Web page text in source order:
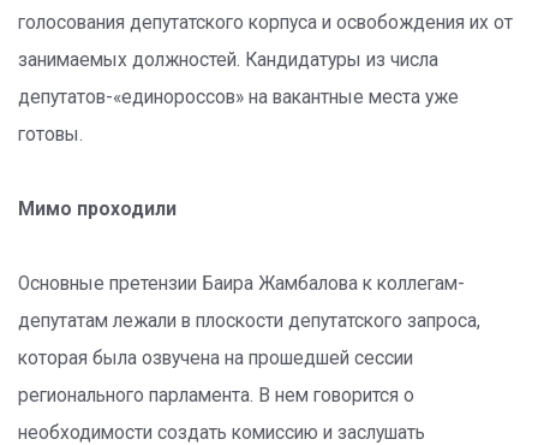
голосования депутатского корпуса и освобождения их от
занимаемых должностей. Кандидатуры из числа
депутатов-«единороссов» на вакантные места уже
готовы.
Мимо проходили
Основные претензии Баира Жамбалова к коллегам-
депутатам лежали в плоскости депутатского запроса,
которая была озвучена на прошедшей сессии
регионального парламента. В нем говорится о
необходимости создать комиссию и заслушать